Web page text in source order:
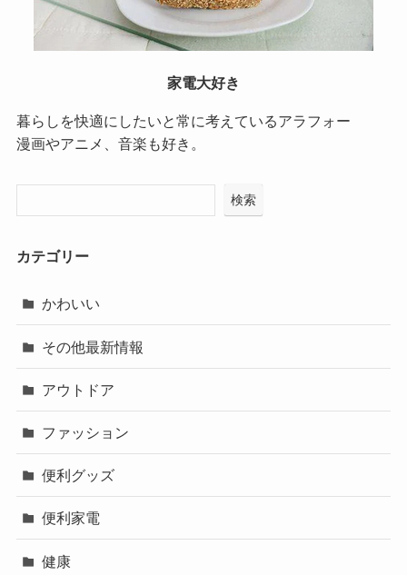
家電大好き
暮らしを快適にしたいと常に考えているアラフォー
漫画やアニメ、音楽も好き。
検索
カテゴリー
かわいい
その他最新情報
アウトドア
ファッション
便利グッズ
便利家電
健康